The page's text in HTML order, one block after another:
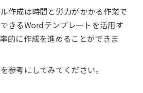
作成は時間と労力がかかる作業で
きるWordテンプレートを活用す
的に作成を進めることができま
参考にしてみてください。